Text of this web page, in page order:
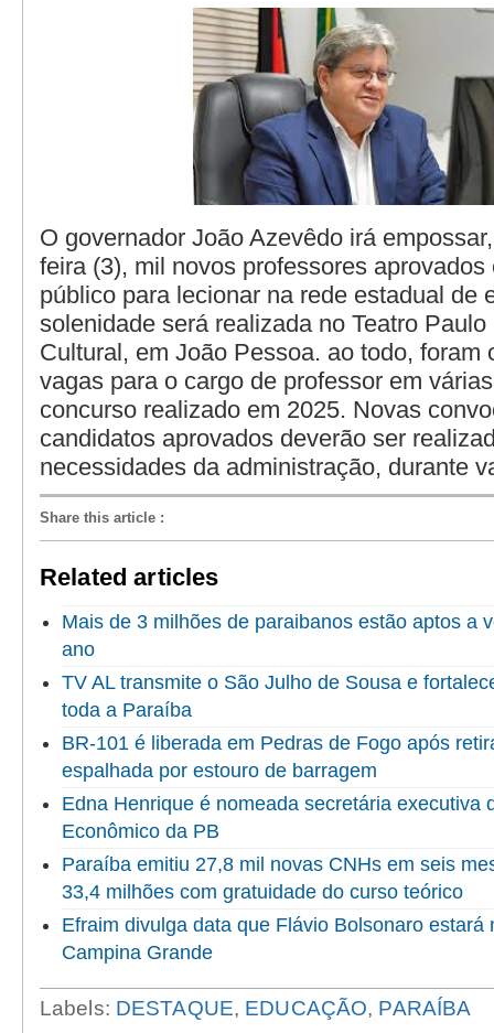
O governador João Azevêdo irá
feira (3), mil novos professores aprovados
público para lecionar na rede estadual de
solenidade será realizada no Teatro
Cultural, em João Pessoa. ao todo, foram
vagas para o cargo de professor em
concurso realizado em 2025. Novas
candidatos aprovados deverão ser
necessidades da administração, durante
Share this article :
Related articles
Mais de 3 milhões de paraibanos estão aptos a
ano
TV AL transmite o São Julho de Sousa e
toda a Paraíba
BR-101 é liberada em Pedras de Fogo após
espalhada por estouro de barragem
Edna Henrique é nomeada secretária executiva
Econômico da PB
Paraíba emitiu 27,8 mil novas CNHs em seis
33,4 milhões com gratuidade do curso teórico
Efraim divulga data que Flávio Bolsonaro estará
Campina Grande
Labels: DESTAQUE, EDUCAÇÃO, PARAÍBA